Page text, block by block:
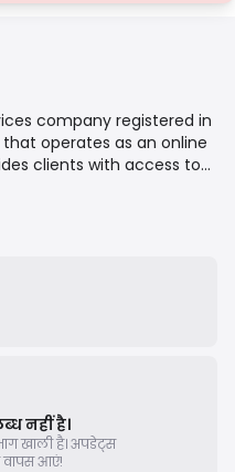
company registered in
operates as an online
clients with access to
the MetaTrader 5
is to offer a secure,
environment with
traders.
नहीं है।
खाली है।अपडेट्स
आएं!